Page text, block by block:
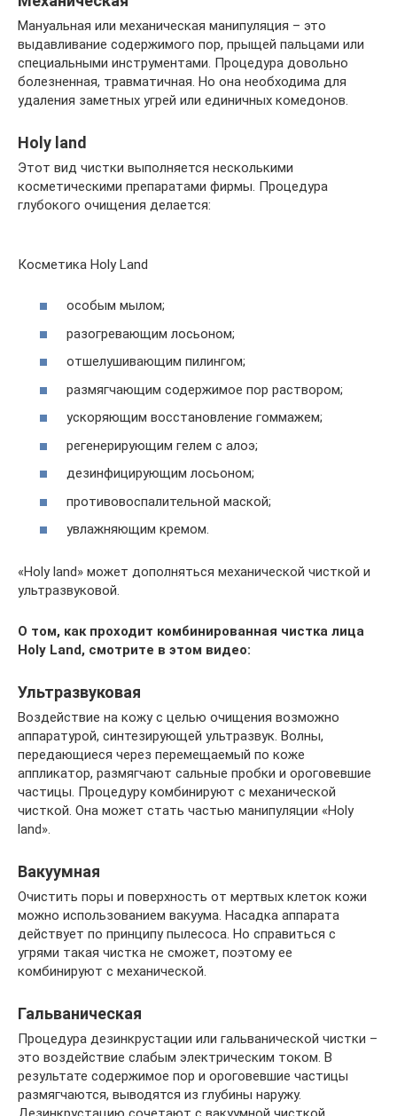
Мануальная или механическая манипуляция – это
выдавливание содержимого пор, прыщей пальцами или
специальными инструментами. Процедура довольно
болезненная, травматичная. Но она необходима для
удаления заметных угрей или единичных комедонов.
Holy land
Этот вид чистки выполняется несколькими
косметическими препаратами фирмы. Процедура
глубокого очищения делается:
Косметика Holy Land
особым мылом;
разогревающим лосьоном;
отшелушивающим пилингом;
размягчающим содержимое пор раствором;
ускоряющим восстановление гоммажем;
регенерирующим гелем с алоэ;
дезинфицирующим лосьоном;
противовоспалительной маской;
увлажняющим кремом.
«Holy land» может дополняться механической чисткой и
ультразвуковой.
О том, как проходит комбинированная чистка лица
Holy Land, смотрите в этом видео:
Ультразвуковая
Воздействие на кожу с целью очищения возможно
аппаратурой, синтезирующей ультразвук. Волны,
передающиеся через перемещаемый по коже
аппликатор, размягчают сальные пробки и ороговевшие
частицы. Процедуру комбинируют с механической
чисткой. Она может стать частью манипуляции «Holy
land».
Вакуумная
Очистить поры и поверхность от мертвых клеток кожи
можно использованием вакуума. Насадка аппарата
действует по принципу пылесоса. Но справиться с
угрями такая чистка не сможет, поэтому ее
комбинируют с механической.
Гальваническая
Процедура дезинкрустации или гальванической чистки –
это воздействие слабым электрическим током. В
результате содержимое пор и ороговевшие частицы
размягчаются, выводятся из глубины наружу.